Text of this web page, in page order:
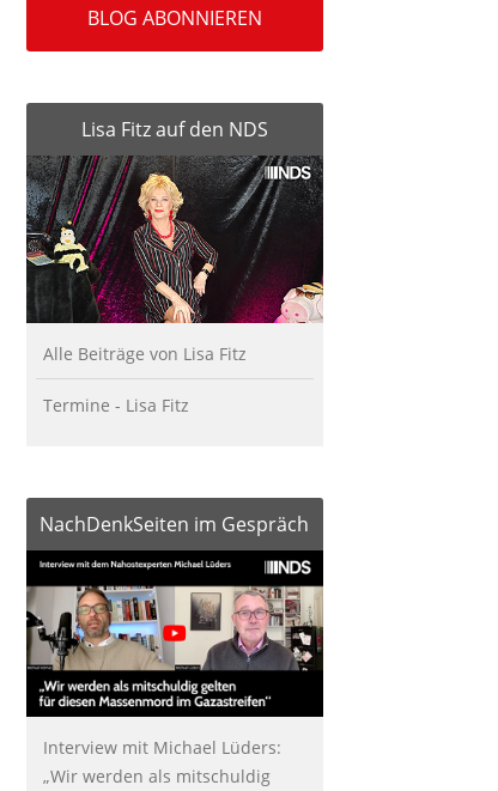
BLOG ABONNIEREN
Lisa Fitz auf den NDS
Alle Beiträge von Lisa Fitz
Termine - Lisa Fitz
NachDenkSeiten im Gespräch
Interview mit Michael Lüders:
„Wir werden als mitschuldig